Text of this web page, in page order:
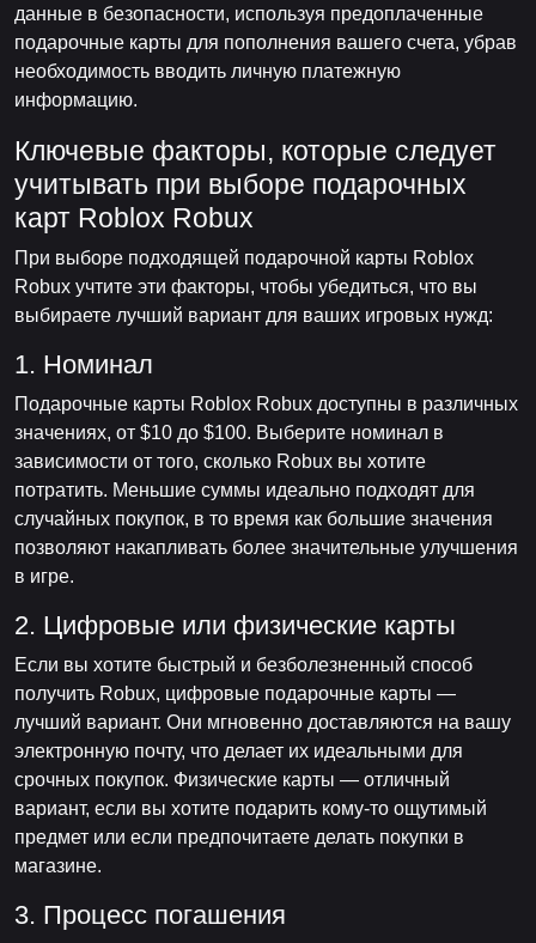
данные в безопасности, используя предоплаченные
подарочные карты для пополнения вашего счета, убрав
необходимость вводить личную платежную
информацию.
Ключевые факторы, которые следует
учитывать при выборе подарочных
карт Roblox Robux
При выборе подходящей подарочной карты Roblox
Robux учтите эти факторы, чтобы убедиться, что вы
выбираете лучший вариант для ваших игровых нужд:
1. Номинал
Подарочные карты Roblox Robux доступны в различных
значениях, от $10 до $100. Выберите номинал в
зависимости от того, сколько Robux вы хотите
потратить. Меньшие суммы идеально подходят для
случайных покупок, в то время как большие значения
позволяют накапливать более значительные улучшения
в игре.
2. Цифровые или физические карты
Если вы хотите быстрый и безболезненный способ
получить Robux, цифровые подарочные карты —
лучший вариант. Они мгновенно доставляются на вашу
электронную почту, что делает их идеальными для
срочных покупок. Физические карты — отличный
вариант, если вы хотите подарить кому-то ощутимый
предмет или если предпочитаете делать покупки в
магазине.
3. Процесс погашения